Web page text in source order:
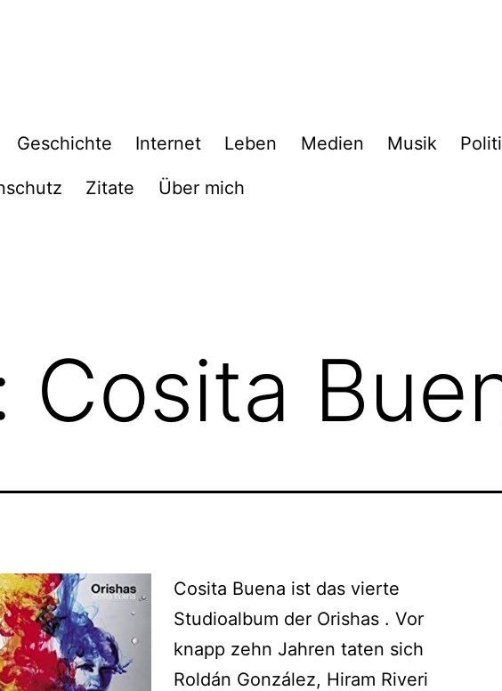
Geschichte Internet Leben Medien Musik
Zitate Über mich
Cosita
Cosita Buena ist das vierte
Studioalbum der Orishas . Vor
knapp zehn Jahren taten sich
Roldán González, Hiram Riveri